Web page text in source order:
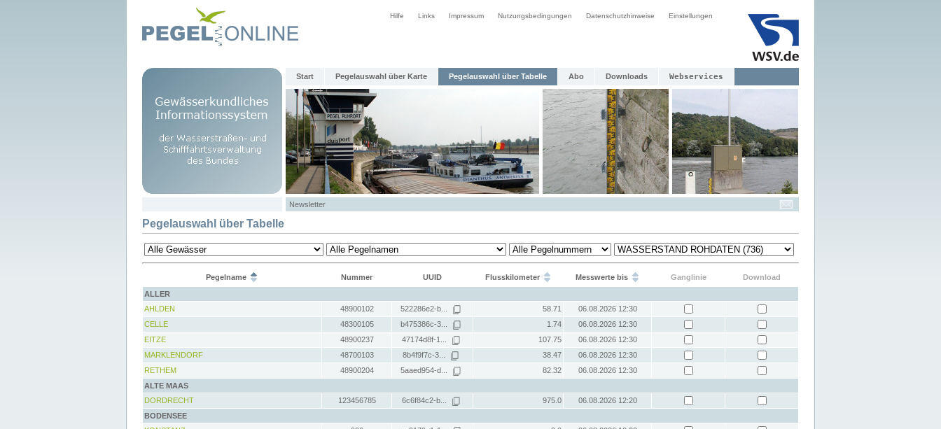
Hilfe Links Impressum Nutzungsbedingungen Datenschutzhinweise Einstellungen
Start Pegelauswahl über Karte Pegelauswahl über Tabelle Abo Downloads Webservices
Newsletter
Pegelauswahl über Tabelle
Pegelname Nummer UUID Flusskilometer Messwerte bis Ganglinie
Download
ALLER
AHLDEN
48900102 522286e2-b... 58.71
06.08.2026 12:30
CELLE
48300105 b475386c-3... 1.74
06.08.2026 12:30
EITZE
48900237 47174d8f-1... 107.75
06.08.2026 12:30
MARKLENDORF
48700103 8b4f9f7c-3... 38.47
06.08.2026 12:30
RETHEM
48900204 5aaed954-d... 82.32
06.08.2026 12:30
ALTE MAAS
DORDRECHT
123456785 6c6f84c2-b... 975.0
06.08.2026 12:20
BODENSEE